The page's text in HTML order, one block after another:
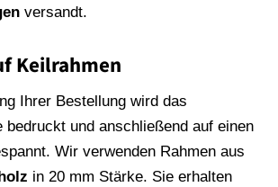
versandt.
Keilrahmen
Ihrer Bestellung wird das
bedruckt und anschließend auf einen
Wir verwenden Rahmen aus
in 20 mm Stärke. Sie erhalten